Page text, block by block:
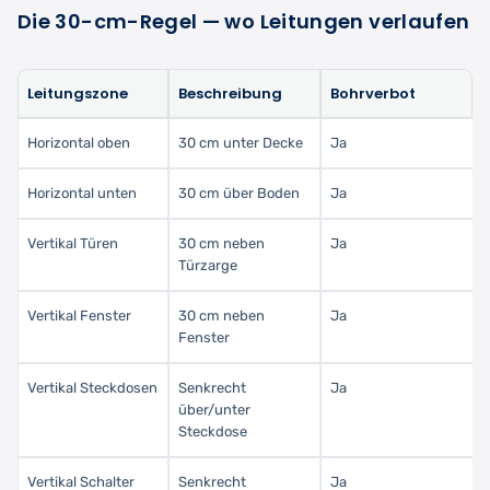
Die 30-cm-Regel — wo Leitungen verlaufen
Leitungszone Beschreibung Bohrverbot
Horizontal oben 30 cm unter Decke Ja
Horizontal unten 30 cm über Boden Ja
Vertikal Türen
30 cm neben
Türzarge
Ja
Vertikal Fenster
30 cm neben
Fenster
Ja
Vertikal Steckdosen
Senkrecht
über/unter
Steckdose
Ja
Vertikal Schalter
Senkrecht
Ja